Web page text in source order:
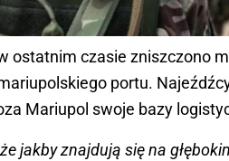
ostatnim czasie zniszczono
portu.
Mariupol swoje bazy
jakby znajdują się na